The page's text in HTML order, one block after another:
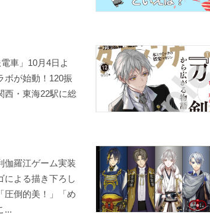
車」10月4日よ
ボが始動！120振
西・東海22駅に総
伽羅江ゲーム実装
による描き下ろし
圧倒的美！」「め
...